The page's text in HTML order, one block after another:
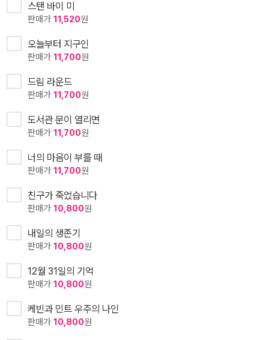
스탠 바이 미
판매가 11,520원
오늘부터 지구인
판매가 11,700원
드림 라운드
판매가 11,700원
도서관 문이 열리면
판매가 11,700원
너의 마음이 부를 때
판매가 11,700원
친구가 죽었습니다
판매가 10,800원
내일의 생존기
판매가 10,800원
12월 31일의 기억
판매가 10,800원
케빈과 민트 우주의 나인
판매가 10,800원